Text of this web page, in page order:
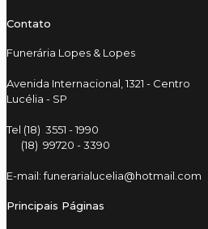
Contato
Funerária Lopes & Lopes
Avenida Internacional, 1321 - Centro
Lucélia - SP
Tel (18) 3551 - 1990
(18) 99720 - 3390
E-mail: funerarialucelia@hotmail.com
Principais Páginas